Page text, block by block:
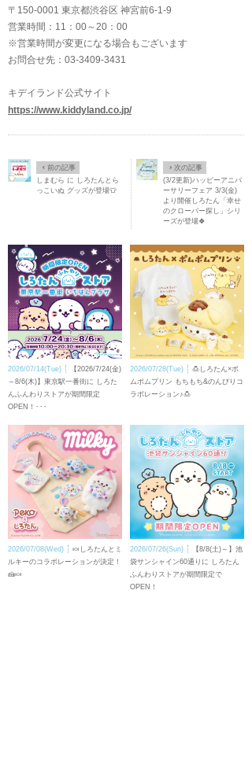
〒150-0001 東京都渋谷区 神宮前6-1-9
営業時間：11：00～20：00
※営業時間が変更になる場合もございます
お問合せ先：03-3409-3431
キデイランド公式サイト
https://www.kiddyland.co.jp/
Ô 前の記事
しまむら に しろたんとら
っこいぬ グッズが登場👕
× 次の記事
(3/2更新)ハッピーアニバ
ーサリーフェア 3/3(金)
より開催しろたん「幸せ
のクローバー探し」シリ
ーズが登場🍀
2026/07/14(Tue)
【2026/7/24(金)
～8/6(木)】東京駅一番街に しろた
んふんわりストアが期間限定
OPEN！･･･
2026/07/28(Tue)
🍮しろたん×ポ
ムポムプリン もちもち&のんびりコ
ラボレーション♪🍮
2026/07/08(Wed)
🍬しろたんとミ
ルキーのコラボレーションが決定！
🍰🍬
2026/07/26(Sun)
【8/8(土)～】池
袋サンシャイン60通りに しろたん
ふんわりストアが期間限定で
OPEN！